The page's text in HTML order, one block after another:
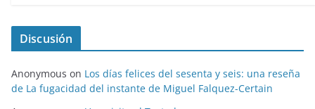
Discusión
Anonymous on Los días felices del sesenta y seis: una reseña
de La fugacidad del instante de Miguel Falquez-Certain